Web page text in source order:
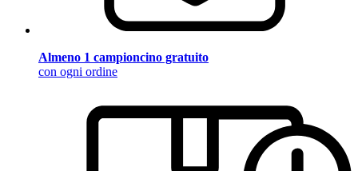
Almeno 1 campioncino gratuito
con ogni ordine